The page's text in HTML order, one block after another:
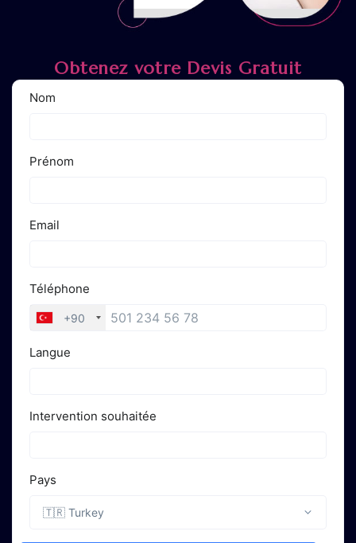
Obtenez votre Devis Gratuit